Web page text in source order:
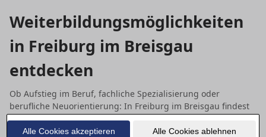
Alle Cookies akzeptieren Alle Cookies ablehnen
Weiterbildungsmöglichkeiten
in Freiburg im Breisgau
entdecken
Ob Aufstieg im Beruf, fachliche Spezialisierung oder
berufliche Neuorientierung: In Freiburg im Breisgau findest
du passende Weiterbildungsmöglichkeiten – von
Zertifikatskursen über berufsbegleitende Lehrgänge bis zu